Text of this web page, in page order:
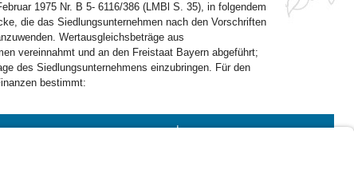
1975 Nr. B 5- 6116/386 (LMBl S. 35), in folgendem
die das Siedlungsunternehmen nach den Vorschriften
Wertausgleichsbeträge aus
vereinnahmt und an den Freistaat Bayern abgeführt;
des Siedlungsunternehmens einzubringen. Für den
bestimmt:
Impressum